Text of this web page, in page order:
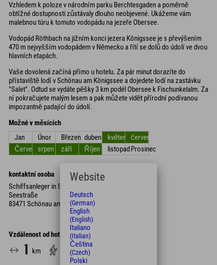
Vzhledem k poloze v národním parku Berchtesgaden a poměrně
obtížné dostupnosti zůstávaly dlouho neobjevené. Ukážeme vám
malebnou túru k tomuto vodopádu na jezeře Obersee.
Vodopád Röthbach na jižním konci jezera Königssee je s převýšením
470 m nejvyšším vodopádem v Německu a řítí se dolů do údolí ve dvou
hlavních etapách.
Vaše dovolená začíná přímo u hotelu. Za pár minut dorazíte do
přístaviště lodí v Schönau am Königssee a dojedete lodí na zastávku
"Salet". Odtud se vydáte pěšky 3 km podél Obersee k Fischunkelalm. Za
ní pokračujete malým lesem a pak můžete vidět přírodní podívanou
impozantně padající do údolí.
Možné v měsících
Jan
Únor Březen duben květen
červen
Červenecsrpen září Říjen listopadProsinec
kontaktní osoba
Schiffsanleger in Schönau
Seestraße
83471 Schönau am Königssee
Vzdálenost od hotelu
1 km 20 Min.
Website
Deutsch
(German)
English
(English)
Italiano
(Italian)
Čeština
(Czech)
Polski